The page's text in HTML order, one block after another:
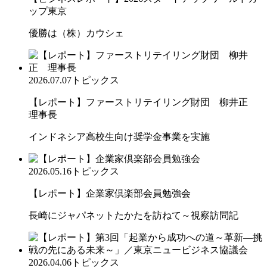
ップ東京
優勝は（株）カウシェ
2026.07.07 トピックス
【レポート】ファーストリテイリング財団 柳井正
理事長
インドネシア高校生向け奨学金事業を実施
2026.05.16 トピックス
【レポート】企業家倶楽部会員勉強会
長崎にジャパネットたかたを訪ねて～視察訪問記
2026.04.06 トピックス